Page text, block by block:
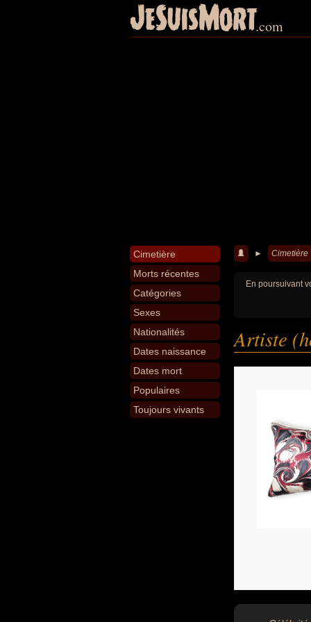
JeSuisMort.com
Cimetière
Morts récentes
Catégories
Sexes
Nationalités
Dates naissance
Dates mort
Populaires
Toujours vivants
► Cimetière
En poursuivant
Artiste